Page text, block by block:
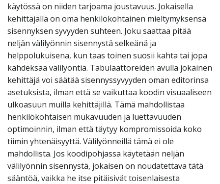
käytössä on niiden tarjoama joustavuus. Jokaisella
kehittäjällä on oma henkilökohtainen mieltymyksensä
sisennyksen syvyyden suhteen. Joku saattaa pitää
neljän välilyönnin sisennystä selkeänä ja
helppolukuisena, kun taas toinen suosii kahta tai jopa
kahdeksaa välilyöntiä. Tabulaattoreiden avulla jokainen
kehittäjä voi säätää sisennyssyvyyden oman editorinsa
asetuksista, ilman että se vaikuttaa koodin visuaaliseen
ulkoasuun muilla kehittäjillä. Tämä mahdollistaa
henkilökohtaisen mukavuuden ja luettavuuden
optimoinnin, ilman että täytyy kompromissoida koko
tiimin yhtenäisyyttä. Välilyönneillä tämä ei ole
mahdollista. Jos koodipohjassa käytetään neljän
välilyönnin sisennystä, jokaisen on noudatettava tätä
sääntöä, vaikka he itse pitäisivät toisenlaisesta